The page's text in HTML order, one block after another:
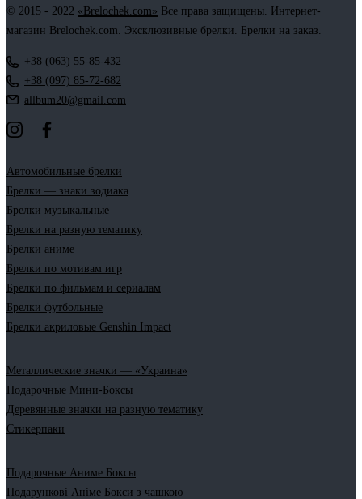
© 2015 - 2022 «Brelochek.com» Все права защищены. Интернет-
магазин Brelochek.com. Эксклюзивные брелки. Брелки на заказ.
+38 (063) 55-85-432
+38 (097) 85-72-682
allbum20@gmail.com
Автомобильные брелки
Брелки — знаки зодиака
Брелки музыкальные
Брелки на разную тематику
Брелки аниме
Брелки по мотивам игр
Брелки по фильмам и сериалам
Брелки футбольные
Брелки акриловые Genshin Impact
Металлические значки — «Украина»
Подарочные Мини-Боксы
Деревянные значки на разную тематику
Стикерпаки
Подарочные Аниме Боксы
Подарункові Аніме Бокси з чашкою